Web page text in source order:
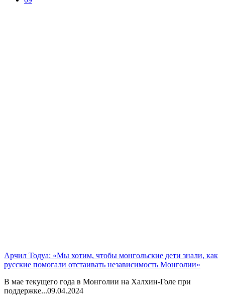
Арчил Тодуа: «Мы хотим, чтобы монгольские дети знали, как
русские помогали отстаивать независимость Монголии»
В мае текущего года в Монголии на Халхин-Голе при
поддержке...09.04.2024